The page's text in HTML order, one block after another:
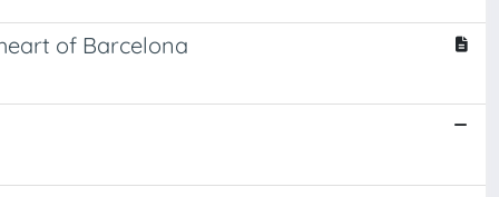
of Barcelona